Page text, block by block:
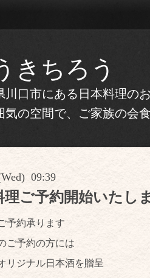
きちろう
口市にある日本料理の
の空間で、ご家族の会
09:39
ご予約開始いたしま
予約承ります
ご予約の方には
リジナル日本酒を贈呈